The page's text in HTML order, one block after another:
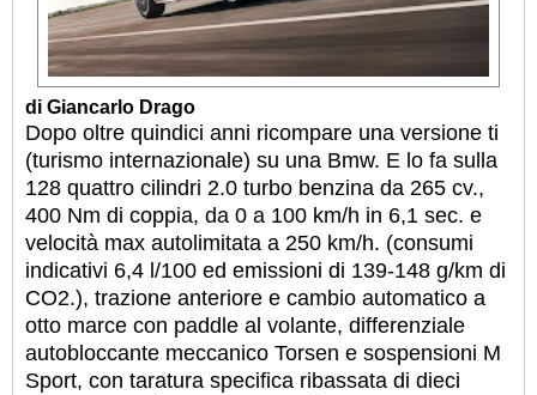
di Giancarlo Drago
Dopo oltre quindici anni ricompare una versione ti
(turismo internazionale) su una Bmw. E lo fa sulla
128 quattro cilindri 2.0 turbo benzina da 265 cv.,
400 Nm di coppia, da 0 a 100 km/h in 6,1 sec. e
velocità max autolimitata a 250 km/h. (consumi
indicativi 6,4 l/100 ed emissioni di 139-148 g/km di
CO2.), trazione anteriore e cambio automatico a
otto marce con paddle al volante, differenziale
autobloccante meccanico Torsen e sospensioni M
Sport, con taratura specifica ribassata di dieci